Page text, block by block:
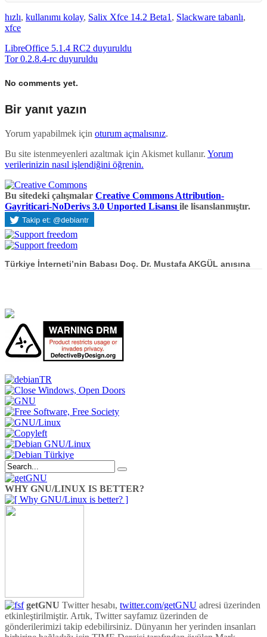
hızlı, kullanımı kolay, Salix Xfce 14.2 Beta1 , Slackware tabanlı,
xfce
LibreOffice 5.1.4 RC2 duyuruldu
Tor 0.2.8.4-rc duyuruldu
No comments yet.
Bir yanıt yazın
Yorum yapabilmek için oturum açmalısınız.
Bu site istenmeyenleri azaltmak için Akismet kullanır. Yorum
verilerinizin nasıl işlendiğini öğrenin.
Bu sitedeki çalışmalar Creative Commons Attribution-
Gayriticari-NoDerivs 3.0 Unported Lisansı ile lisanslanmıştır.
Türkiye İnterneti’nin Babası Doç. Dr. Mustafa AKGÜL anısına
WHY GNU/LINUX IS BETTER?
getGNU Twitter hesabı, twitter.com/getGNU adresi üzerinden
etkinleştirilmiştir. Artık, Twitter sayfamız üzerinden de
gönderilerimizi takip edebilirsiniz. Dünyanın her yerinden insanları